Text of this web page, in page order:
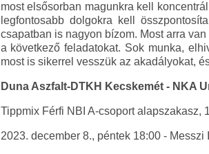
most elsősorban magunkra kell
legfontosabb dolgokra kell
csapatban is nagyon bízom. Most arra
a következő feladatokat. Sok munka,
most is sikerrel vesszük az akadályokat,
Duna Aszfalt-DTKH Kecskemét - NKA
Tippmix Férfi NBI A-csoport alapszakasz,
2023. december 8., péntek 18:00 - Messzi